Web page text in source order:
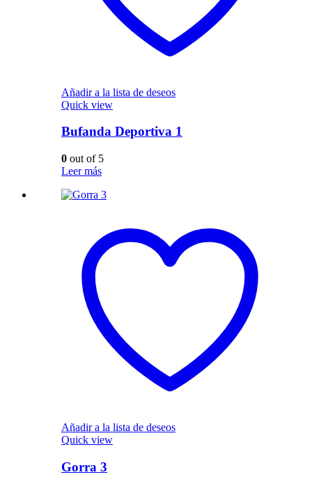
Añadir a la lista de deseos
Quick view
Bufanda Deportiva 1
0 out of 5
Leer más
Añadir a la lista de deseos
Quick view
Gorra 3